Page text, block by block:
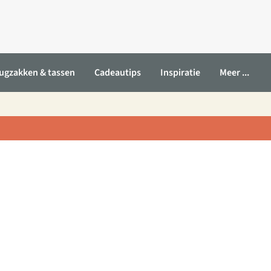
& tassen Cadeautips Inspiratie Meer ...